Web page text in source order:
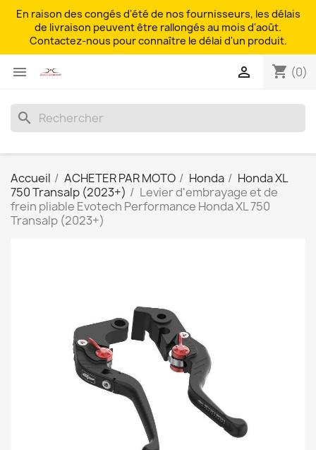
En raison des congés d'été de nos fournisseurs, les délais
de livraison peuvent être rallongés au mois d'août.
Contactez-nous pour connaître le délai d'un produit.
 shopping_cart (0)

search
Accueil ACHETER PAR MOTO Honda
Honda XL
750 Transalp (2023+)
Levier d'embrayage et de
frein pliable Evotech Performance Honda XL 750
Transalp (2023+)